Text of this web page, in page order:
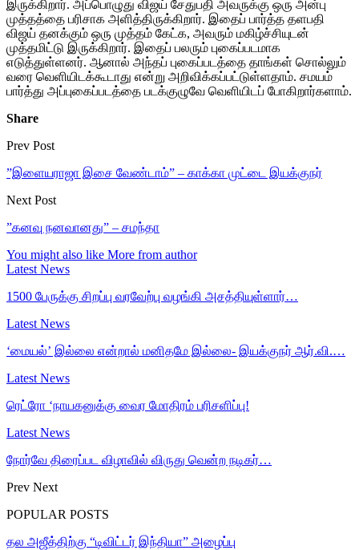
இருக்கிறார். அப்பொழுது விஜய் சேதுபதி அவருக்கு ஒரு அன்பு
முத்தத்தை பரிசாக அளித்திருக்கிறார். இதைப் பார்த்த தளபதி
விஜய் தனக்கும் ஒரு முத்தம் கேட்க, அவரும் மகிழ்ச்சியுடன்
முத்தமிட்டு இருக்கிறார். இதைப் பலரும் புகைப்படமாக
எடுத்துள்ளனர். ஆனால் அந்தப் புகைப்படத்தை தாங்கள் சொல்லும்
வரை வெளியிடக்கூடாது என்று அறிவிக்கப்பட்டுள்ளதாம். சமயம்
பார்த்து அப்புகைப்படத்தை படக்குழுவே வெளியிடப் போகிறார்களாம்.
Share
Prev Post
”இளையராஜா இசை வேண்டாம்” – காக்கா முட்டை இயக்குநர்
Next Post
”கனவு நனவானது” – சமந்தா
You might also like More from author
Latest News
1500 பேருக்கு சிறப்பு வரவேற்பு வழங்கி அசத்தியுள்ளார்…
Latest News
‘மையல்’ இல்லை என்றால் மனிதமே இல்லை- இயக்குநர் ஆர்.வி.…
Latest News
ரெட்ரோ ‘நாயகனுக்கு வைர மோதிரம் பரிசளிப்பு!
Latest News
நோர்வே திரைப்பட விழாவில் விருது வென்ற நடிகர்…
Prev Next
POPULAR POSTS
தல அஜீத்திற்கு “டிவிட்டர் இந்தியா” அழைப்பு